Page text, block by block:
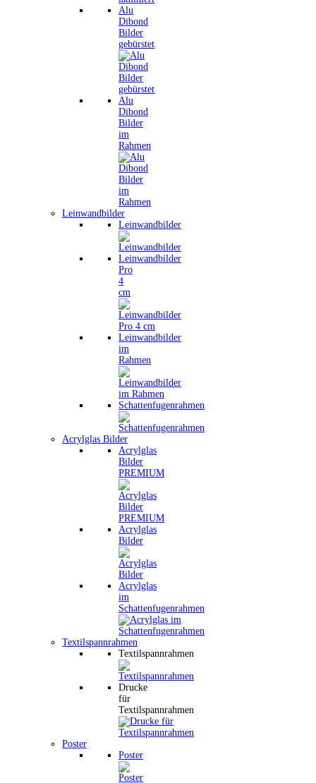
Alu
Dibond
Bilder
gebürstet
Alu
Dibond
Bilder
im
Rahmen
Leinwandbilder
Leinwandbilder
Leinwandbilder
Pro
4
cm
Leinwandbilder
im
Rahmen
Schattenfugenrahmen
Acrylglas Bilder
Acrylglas
Bilder
PREMIUM
Acrylglas
Bilder
Acrylglas
im
Schattenfugenrahmen
Textilspannrahmen
Textilspannrahmen
Drucke
für
Textilspannrahmen
Poster
Poster